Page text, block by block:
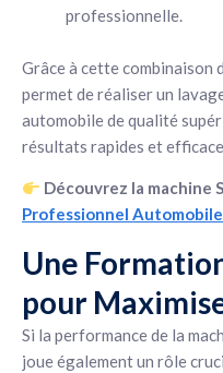
professionnelle.
Grâce à cette combinaison
permet de réaliser un
automobile de qualité
résultats rapides et
Découvrez la machine
Professionnel Automobile
Une
pour
Si la performance de la
joue également un rôle